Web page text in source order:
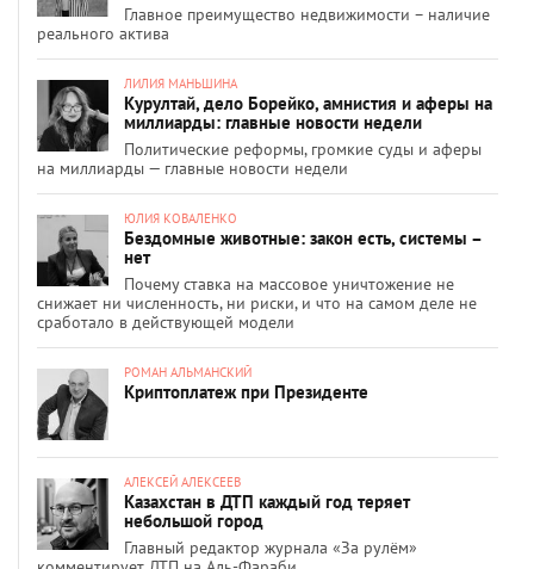
Главное преимущество недвижимости – наличие
реального актива
ЛИЛИЯ МАНЬШИНА
Курултай, дело Борейко, амнистия и аферы на
миллиарды: главные новости недели
Политические реформы, громкие суды и аферы
на миллиарды — главные новости недели
ЮЛИЯ КОВАЛЕНКО
Бездомные животные: закон есть, системы –
нет
Почему ставка на массовое уничтожение не
снижает ни численность, ни риски, и что на самом деле не
сработало в действующей модели
РОМАН АЛЬМАНСКИЙ
Криптоплатеж при Президенте
АЛЕКСЕЙ АЛЕКСЕЕВ
Казахстан в ДТП каждый год теряет
небольшой город
Главный редактор журнала «За рулём»